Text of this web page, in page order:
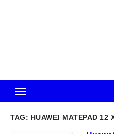
TAG: HUAWEI MATEPAD 12